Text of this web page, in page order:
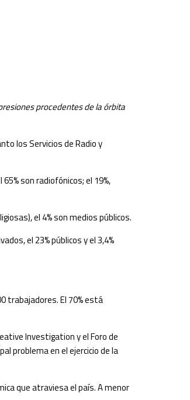
procedentes de la órbita
los Servicios de Radio y
son radiofónicos; el 19%,
el 4% son medios públicos.
el 23% públicos y el 3,4%
trabajadores. El 70% está
Investigation y el Foro de
problema en el ejercicio de la
que atraviesa el país. A menor